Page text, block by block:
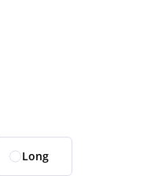
Long